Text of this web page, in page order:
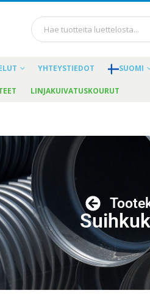
YHTEYSTIEDOT SUOMI
LINJAKUIVATUSKOURUT